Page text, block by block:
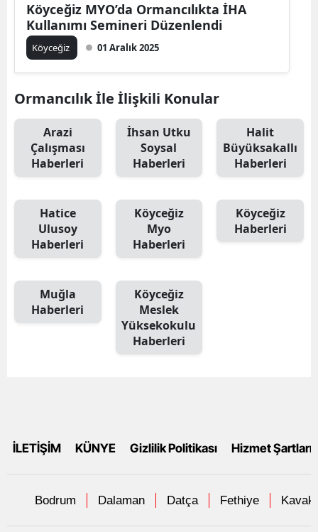
Köyceğiz MYO’da Ormancılıkta İHA
Kullanımı Semineri Düzenlendi
Köyceğiz 01 Aralık 2025
Ormancılık İle İlişkili Konular
Arazi
Çalışması
Haberleri
İhsan Utku
Soysal
Haberleri
Halit
Büyüksakallı
Haberleri
Hatice
Ulusoy
Haberleri
Köyceğiz
Myo
Haberleri
Köyceğiz
Haberleri
Muğla
Haberleri
Köyceğiz
Meslek
Yüksekokulu
Haberleri
İLETİŞİM KÜNYE Gizlilik Politikası Hizmet Şartları
Bodrum Dalaman Datça Fethiye